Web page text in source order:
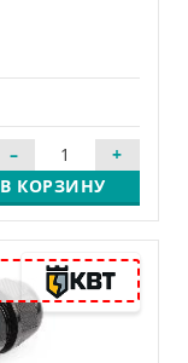
В КОРЗИНУ